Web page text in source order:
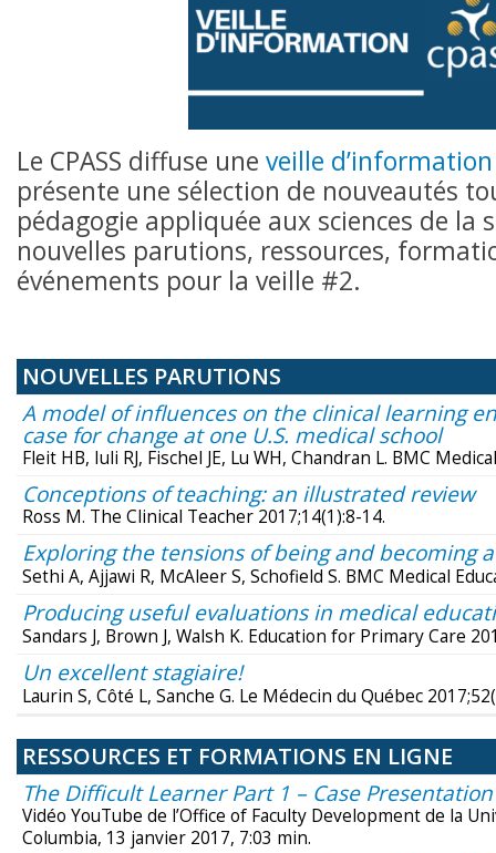
Le CPASS diffuse une veille d’information
présente une sélection de nouveautés
pédagogie appliquée aux sciences de la
nouvelles parutions, ressources,
événements pour la veille #2.
NOUVELLES PARUTIONS
A model of influences on the clinical learning
case for change at one U.S. medical school
Fleit HB, Iuli RJ, Fischel JE, Lu WH, Chandran L. BMC
Conceptions of teaching: an illustrated review
Ross M. The Clinical Teacher 2017;14(1):8-14.
Exploring the tensions of being and becoming
Sethi A, Ajjawi R, McAleer S, Schofield S. BMC Medical
Producing useful evaluations in medical
Sandars J, Brown J, Walsh K. Education for Primary Care
Un excellent stagiaire!
Laurin S, Côté L, Sanche G. Le Médecin du Québec
RESSOURCES ET FORMATIONS EN LIGNE
The Difficult Learner Part 1 – Case Presentation
Vidéo YouTube de l’Office of Faculty Development de la
Columbia, 13 janvier 2017, 7:03 min.